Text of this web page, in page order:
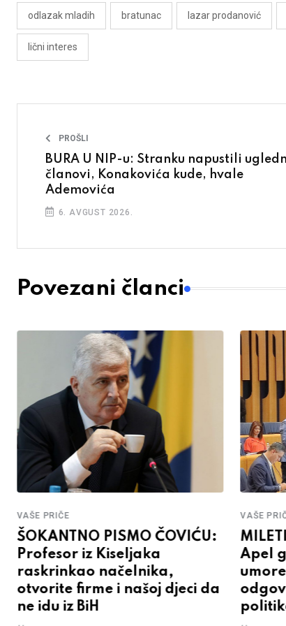
odlazak mladih bratunac lazar prodanović
lični interes
PROŠLI
BURA U NIP-u: Stranku napustili
članovi, Konakovića kude, hvale
Ademovića
6. AVGUST 2026.
Povezani članci
VAŠE PRIČE
ŠOKANTNO PISMO ČOVIĆU:
Profesor iz Kiseljaka
raskrinkao načelnika,
otvorite firme i našoj djeci da
ne idu iz BiH
VAŠE
Apel